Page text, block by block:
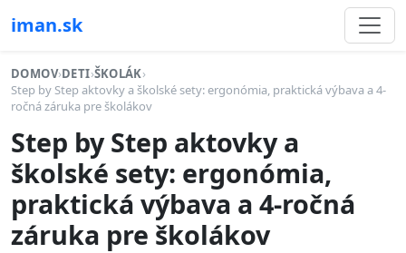
iman.sk
DOMOV›DETI›ŠKOLÁK›
Step by Step aktovky a školské sety: ergonómia, praktická výbava a 4-
ročná záruka pre školákov
Step by Step aktovky a
školské sety: ergonómia,
praktická výbava a 4-ročná
záruka pre školákov